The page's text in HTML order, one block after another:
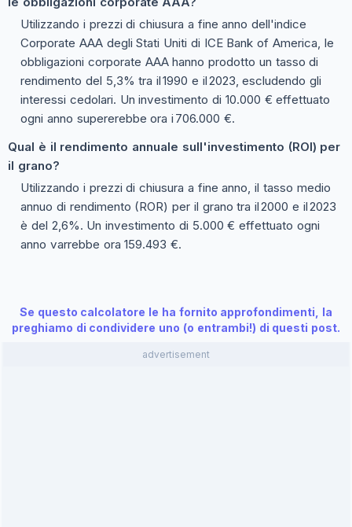
Utilizzando i prezzi di chiusura a fine anno dell'indice
Corporate AAA degli Stati Uniti di ICE Bank of America, le
obbligazioni corporate AAA hanno prodotto un tasso di
rendimento del 5,3% tra il 1990 e il 2023, escludendo gli
interessi cedolari. Un investimento di 10.000 € effettuato
ogni anno supererebbe ora i 706.000 €.
Qual è il rendimento annuale sull'investimento (ROI) per
il grano?
Utilizzando i prezzi di chiusura a fine anno, il tasso medio
annuo di rendimento (ROR) per il grano tra il 2000 e il 2023
è del 2,6%. Un investimento di 5.000 € effettuato ogni
anno varrebbe ora 159.493 €.
Se questo calcolatore le ha fornito approfondimenti, la
preghiamo di condividere uno (o entrambi!) di questi post.
advertisement